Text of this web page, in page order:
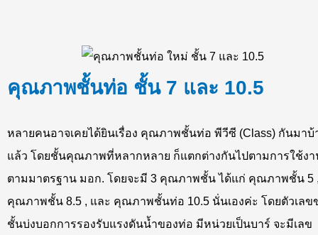
คุณภาพชั้นท่อ ชั้น 7 และ 10.5
หลายคนอาจเคยได้ยินเรื่อง คุณภาพชั้นท่อ พีวีซี (Class) กันมาบ้
แล้ว โดยชั้นคุณภาพที่หลากหลาย ก็แตกต่างกันไปตามการใช้งา
ตามมาตรฐาน มอก. โดยจะมี 3 คุณภาพชั้น ได้แก่ คุณภาพชั้น 5
คุณภาพชั้น 8.5 , และ คุณภาพชั้นท่อ 10.5 นั่นเองค่ะ โดยตัวเลข
ชั้นบ่งบอกการรองรับแรงดันน้ำของท่อ มีหน่วยเป็นบาร์ จะมีเลข